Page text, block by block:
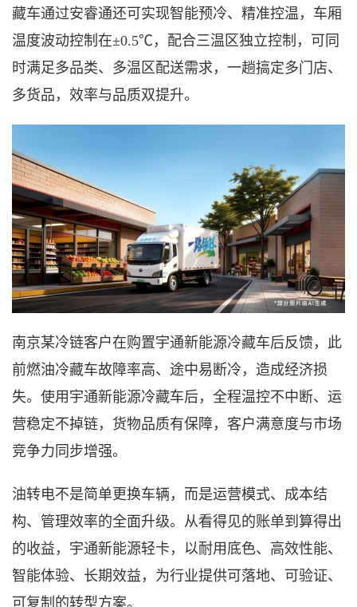
藏车通过安睿通还可实现智能预冷、精准控温，车厢
温度波动控制在±0.5℃，配合三温区独立控制，可同
时满足多品类、多温区配送需求，一趟搞定多门店、
多货品，效率与品质双提升。
南京某冷链客户在购置宇通新能源冷藏车后反馈，此
前燃油冷藏车故障率高、途中易断冷，造成经济损
失。使用宇通新能源冷藏车后，全程温控不中断、运
营稳定不掉链，货物品质有保障，客户满意度与市场
竞争力同步增强。
油转电不是简单更换车辆，而是运营模式、成本结
构、管理效率的全面升级。从看得见的账单到算得出
的收益，宇通新能源轻卡，以耐用底色、高效性能、
智能体验、长期效益，为行业提供可落地、可验证、
可复制的转型方案。